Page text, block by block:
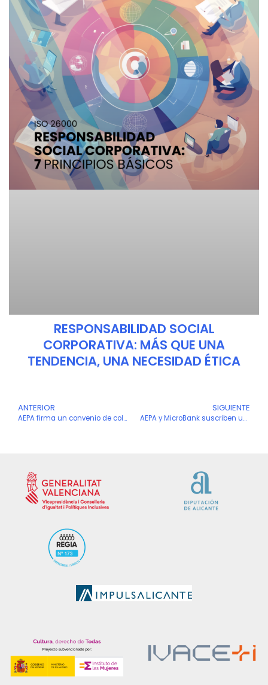
RESPONSABILIDAD SOCIAL
CORPORATIVA: MÁS QUE UNA
TENDENCIA, UNA NECESIDAD ÉTICA
Ant
ANTERIOR
AEPA firma un convenio de colaboración con la Asociación de Mediadores Prodiálogos
SIGUIENTE
AEPA y MicroBank suscriben un convenio de colaboración para incentivar la actividad emprendedora